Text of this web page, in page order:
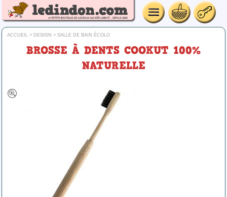
ACCUEIL > DESIGN > SALLE DE BAIN ÉCOLO
BROSSE À DENTS COOKUT 100%
NATURELLE